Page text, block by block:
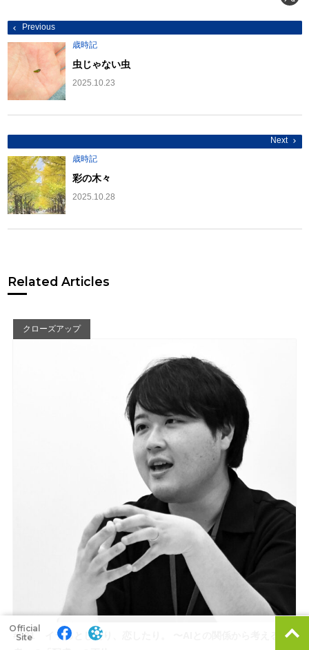
投
稿
ナ
ビ
ゲ
ー
シ
ョ
ン
Previous
歳時記
虫じゃない虫
2025.10.23
Next
歳時記
彩の木々
2025.10.28
Related Articles
クローズアップ
#221 イラっとしたり、恋したり。 〜AIとの関係から考える他
Official
Site